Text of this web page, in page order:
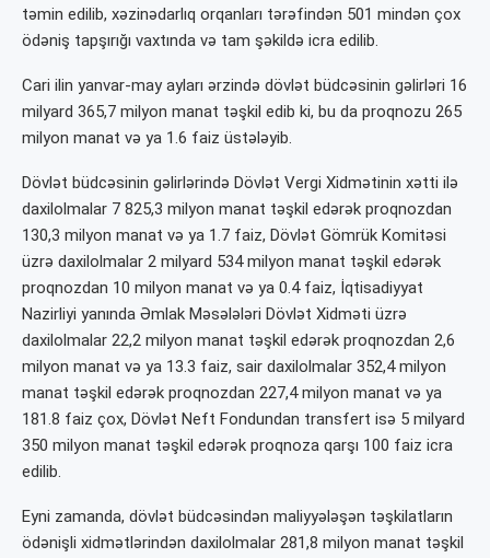
təmin edilib, xəzinədarlıq orqanları tərəfindən 501 mindən çox
ödəniş tapşırığı vaxtında və tam şəkildə icra edilib.
Cari ilin yanvar-may ayları ərzində dövlət büdcəsinin gəlirləri 16
milyard 365,7 milyon manat təşkil edib ki, bu da proqnozu 265
milyon manat və ya 1.6 faiz üstələyib.
Dövlət büdcəsinin gəlirlərində Dövlət Vergi Xidmətinin xətti ilə
daxilolmalar 7 825,3 milyon manat təşkil edərək proqnozdan
130,3 milyon manat və ya 1.7 faiz, Dövlət Gömrük Komitəsi
üzrə daxilolmalar 2 milyard 534 milyon manat təşkil edərək
proqnozdan 10 milyon manat və ya 0.4 faiz, İqtisadiyyat
Nazirliyi yanında Əmlak Məsələləri Dövlət Xidməti üzrə
daxilolmalar 22,2 milyon manat təşkil edərək proqnozdan 2,6
milyon manat və ya 13.3 faiz, sair daxilolmalar 352,4 milyon
manat təşkil edərək proqnozdan 227,4 milyon manat və ya
181.8 faiz çox, Dövlət Neft Fondundan transfert isə 5 milyard
350 milyon manat təşkil edərək proqnoza qarşı 100 faiz icra
edilib.
Eyni zamanda, dövlət büdcəsindən maliyyələşən təşkilatların
ödənişli xidmətlərindən daxilolmalar 281,8 milyon manat təşkil